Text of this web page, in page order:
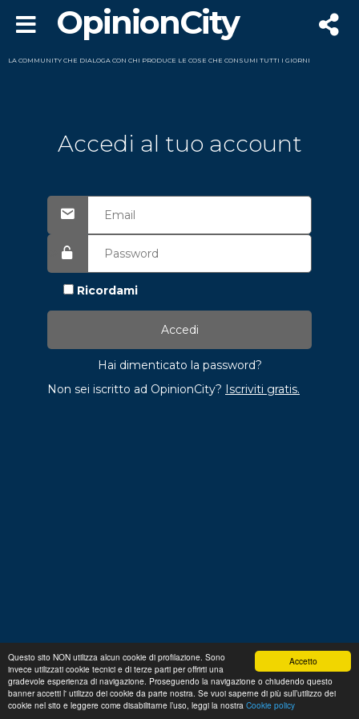
Accetto
Questo sito NON utilizza alcun cookie di profilazione. Sono
invece utilizzati cookie tecnici e di terze parti per offrirti una
gradevole esperienza di navigazione. Proseguendo la navigazione o chiudendo questo
banner accetti l' utilizzo dei cookie da parte nostra. Se vuoi saperne di più sull’utilizzo dei
cookie nel sito e leggere come disabilitarne l’uso, leggi la nostra Cookie policy
OpinionCity
LA COMMUNITY CHE DIALOGA CON CHI PRODUCE LE COSE CHE CONSUMI TUTTI I GIORNI
Accedi al tuo account
Ricordami
Hai dimenticato la password?
Non sei iscritto ad OpinionCity? Iscriviti gratis.
Regolamento Privacy Domande frequenti
Cookie
policy
p. iva 13356630155
Copyright © 2026 Advance S.r.L.